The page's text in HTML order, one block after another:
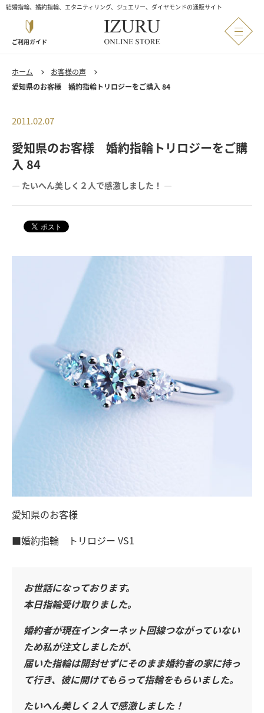
結婚指輪、婚約指輪、エタニティリング、ジュエリー、ダイヤモンドの通販サイト
ご利用ガイド
ホーム
お客様の声
愛知県のお客様 婚約指輪トリロジーをご購入 84
2011.02.07
愛知県のお客様 婚約指輪トリロジーをご購
入 84
― たいへん美しく２人で感激しました！ ―
愛知県のお客様
■婚約指輪 トリロジー VS1
お世話になっております。
本日指輪受け取りました。
婚約者が現在インターネット回線つながっていない
ため私が注文しましたが、
届いた指輪は開封せずにそのまま婚約者の家に持っ
て行き、彼に開けてもらって指輪をもらいました。
たいへん美しく２人で感激しました！